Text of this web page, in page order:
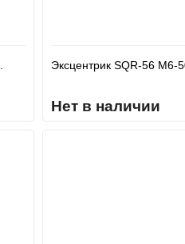
Эксцентрик SQR-56 М6-
Нет в наличии